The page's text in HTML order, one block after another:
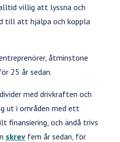
villig att lyssna och
till att hjälpa och koppla
åtminstone
25 år sedan.
med drivkraften och
ut i områden med ett
finansiering, och ändå trivs
skrev fem år sedan, för